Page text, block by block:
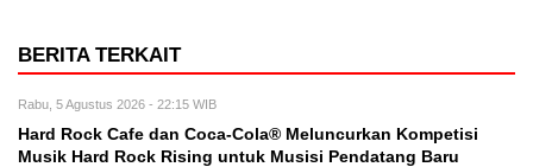
BERITA TERKAIT
Rabu, 5 Agustus 2026 - 22:15 WIB
Hard Rock Cafe dan Coca-Cola® Meluncurkan Kompetisi
Musik Hard Rock Rising untuk Musisi Pendatang Baru